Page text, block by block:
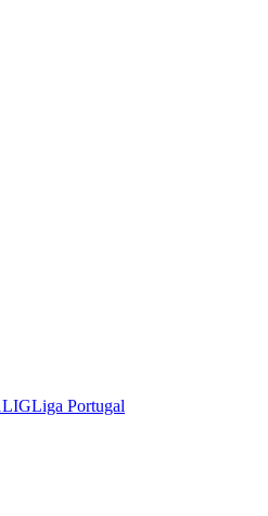
LIGLiga Portugal